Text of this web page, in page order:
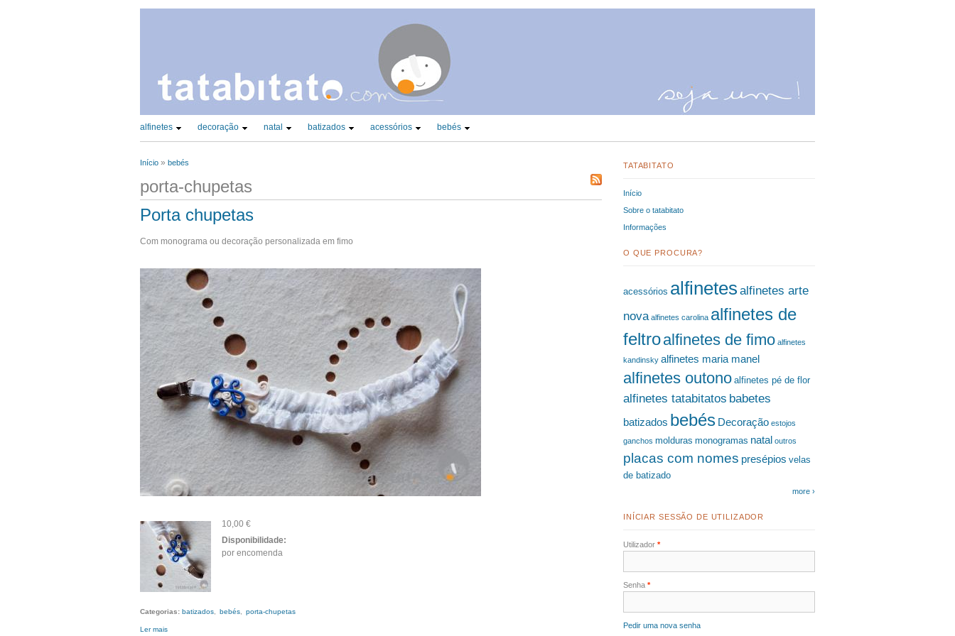
CATEGORIAS PRINCIPAIS (TAX)
alfinetes decoração natal batizados acessórios bebés
Está aqui
Início » bebés
porta-chupetas
Porta chupetas
Com monograma ou decoração personalizada em fimo
10,00 €
Disponibilidade:
por encomenda
Categorias: batizados bebés porta-chupetas
Ler mais
TATABITATO
Início
Sobre o tatabitato
Informações
O QUE PROCURA?
acessórios alfinetes alfinetes arte
nova alfinetes carolina alfinetes de
feltroalfinetes de fimo alfinetes
kandinsky alfinetes maria manel
alfinetes outono alfinetes pé de flor
alfinetes tatabitatos babetes
batizados bebés Decoração estojos
ganchos molduras monogramas natal outros
placas com nomes presépios velas
de batizado
more ›
INÍCIAR SESSÃO DE UTILIZADOR
Utilizador *
Senha *
Pedir uma nova senha